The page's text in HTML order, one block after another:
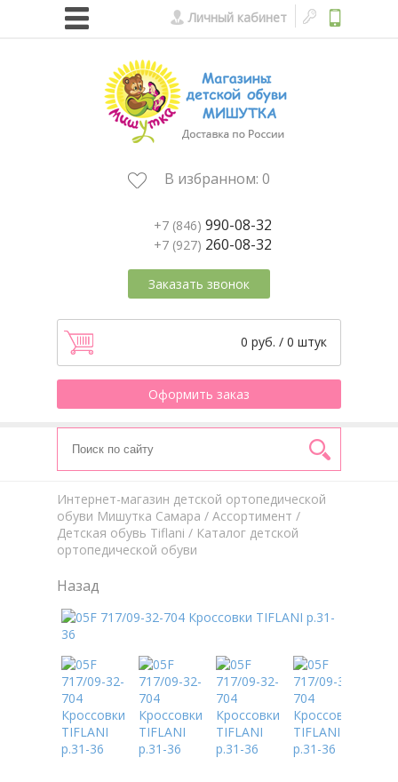
Личный кабинет
В избранном: 0
+7 (846) 990-08-32
+7 (927) 260-08-32
Заказать звонок
0 руб. / 0 штук
Оформить заказ
Интернет-магазин детской ортопедической
обуви Мишутка Самара / Aссортимент /
Детская обувь Tiflani / Каталог детской
ортопедической обуви
Назад